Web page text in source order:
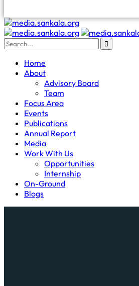
Home
About
Advisory Board
Team
Focus Area
Events
Publications
Annual Report
Media
Work With Us
Opportunities
Internship
On-Ground
Blogs